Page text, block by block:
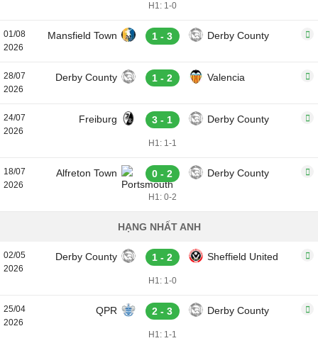
H1: 1-0
01/08
2026
Mansfield Town 1 - 3 Derby County
28/07
2026
Derby County 1 - 2 Valencia
24/07
2026
Freiburg 3 - 1 Derby County
H1: 1-1
18/07
2026
Alfreton Town 0 - 2 Derby County
H1: 0-2
HẠNG NHẤT ANH
02/05
2026
Derby County 1 - 2 Sheffield United
H1: 1-0
25/04
2026
QPR 2 - 3 Derby County
H1: 1-1